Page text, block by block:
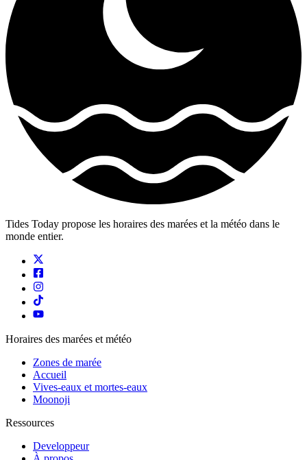
Tides Today propose les horaires des marées et la météo dans le
monde entier.
Horaires des marées et météo
Zones de marée
Accueil
Vives-eaux et mortes-eaux
Moonoji
Ressources
Developpeur